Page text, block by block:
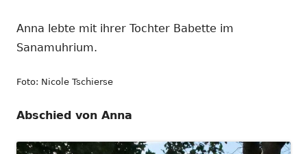
Anna lebte mit ihrer Tochter Babette im
Sanamuhrium.
Foto: Nicole Tschierse
Abschied von Anna